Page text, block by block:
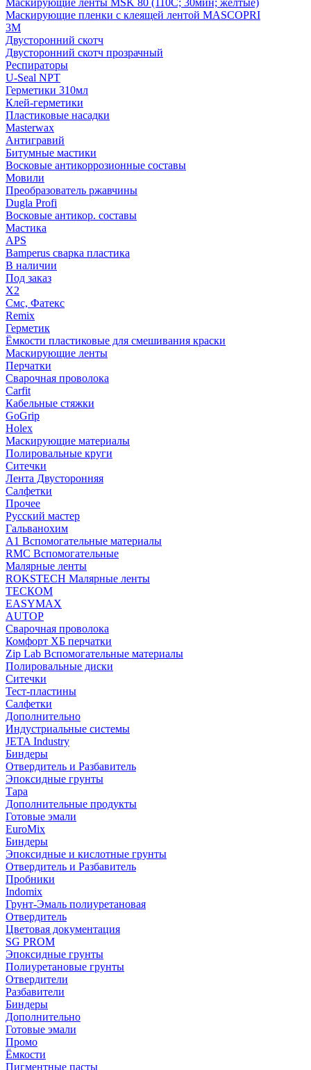
Маскирующие ленты MSK 80 (110С; 30мин; желтые)
Маскирующие пленки с клеящей лентой MASCOPRI
3M
Двусторонний скотч
Двусторонний скотч прозрачный
Респираторы
U-Seal NPT
Герметики 310мл
Клей-герметики
Пластиковые насадки
Masterwax
Антигравий
Битумные мастики
Восковые антикоррозионные составы
Мовили
Преобразователь ржавчины
Dugla Profi
Восковые антикор. составы
Мастика
APS
Bamperus сварка пластика
В наличии
Под заказ
X2
Смс, Фатекс
Remix
Герметик
Ёмкости пластиковые для смешивания краски
Маскирующие ленты
Перчатки
Сварочная проволока
Carfit
Кабельные стяжки
GoGrip
Holex
Маскирующие материалы
Полировальные круги
Ситечки
Лента Двусторонняя
Салфетки
Прочее
Русский мастер
Гальванохим
А1 Вспомогательные материалы
RMC Вспомогательные
Малярные ленты
ROKSTECH Малярные ленты
ТЕСКОМ
EASYMAX
AUTOP
Сварочная проволока
Комфорт ХБ перчатки
Zip Lab Вспомогательные материалы
Полировальные диски
Ситечки
Тест-пластины
Салфетки
Дополнительно
Индустриальные системы
JETA Industry
Биндеры
Отвердитель и Разбавитель
Эпоксидные грунты
Тара
Дополнительные продукты
Готовые эмали
EuroMix
Биндеры
Эпоксидные и кислотные грунты
Отвердитель и Разбавитель
Пробники
Indomix
Грунт-Эмаль полиуретановая
Отвердитель
Цветовая документация
SG PROM
Эпоксидные грунты
Полиуретановые грунты
Отвердители
Разбавители
Биндеры
Дополнительно
Готовые эмали
Промо
Ёмкости
Пигментные пасты